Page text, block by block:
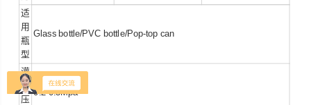
适
用
瓶
型
Glass bottle/PVC bottle/Pop-top can
灌
装
压
0.2-0.3Mpa